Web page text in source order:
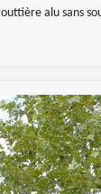
alu sans